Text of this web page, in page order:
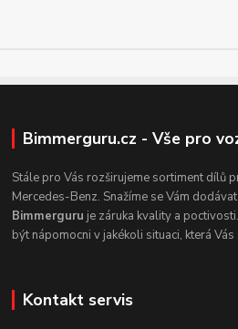
Bimmerguru.cz - Vše pro
Stále pro Vás rozširujeme sortiment dílů
Mercedes-Benz. Snažíme se Vám
Bimmerguru je záruka kvality a
být nápomocni v jakékoli situaci, která
Kontakt servis